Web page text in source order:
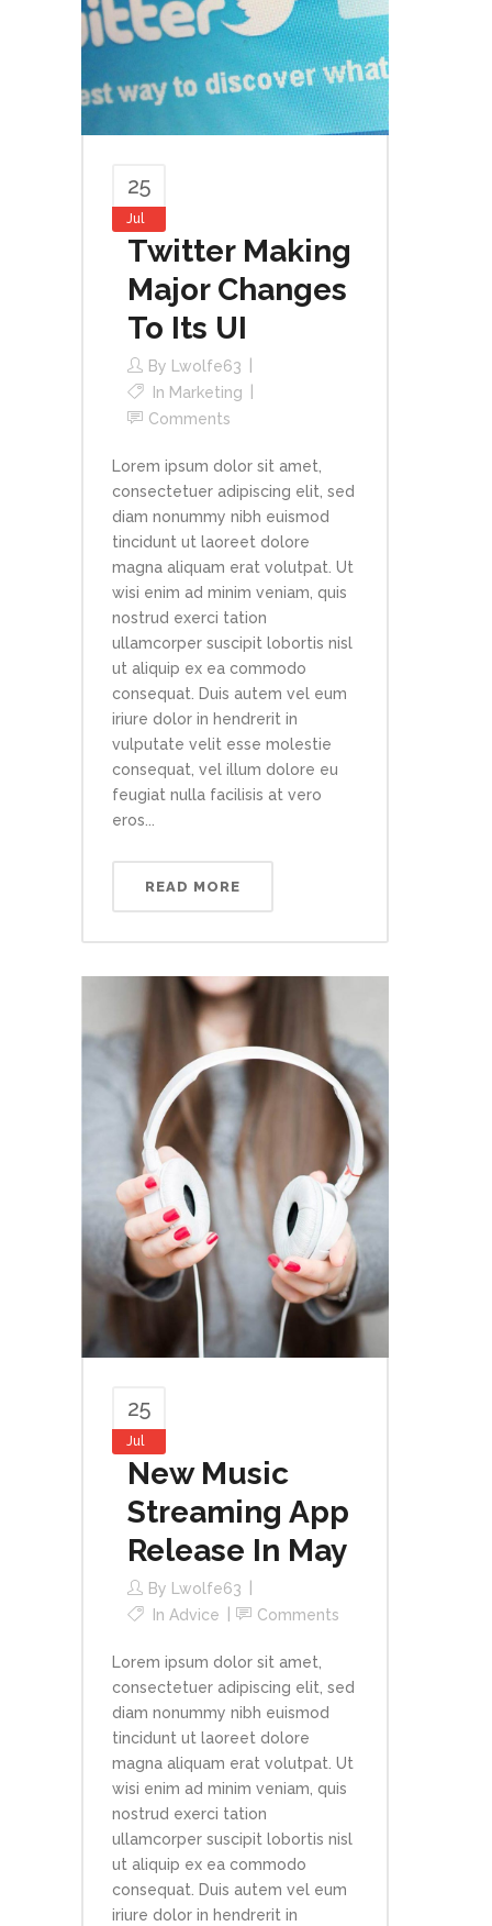
25
Jul
Twitter Making
Major Changes
To Its UI
By Lwolfe63
In Marketing
Comments
Lorem ipsum dolor sit amet,
consectetuer adipiscing elit, sed
diam nonummy nibh euismod
tincidunt ut laoreet dolore
magna aliquam erat volutpat. Ut
wisi enim ad minim veniam, quis
nostrud exerci tation
ullamcorper suscipit lobortis nisl
ut aliquip ex ea commodo
consequat. Duis autem vel eum
iriure dolor in hendrerit in
vulputate velit esse molestie
consequat, vel illum dolore eu
feugiat nulla facilisis at vero
eros...
READ MORE
25
Jul
New Music
Streaming App
Release In May
By Lwolfe63
In Advice Comments
Lorem ipsum dolor sit amet,
consectetuer adipiscing elit, sed
diam nonummy nibh euismod
tincidunt ut laoreet dolore
magna aliquam erat volutpat. Ut
wisi enim ad minim veniam, quis
nostrud exerci tation
ullamcorper suscipit lobortis nisl
ut aliquip ex ea commodo
consequat. Duis autem vel eum
iriure dolor in hendrerit in